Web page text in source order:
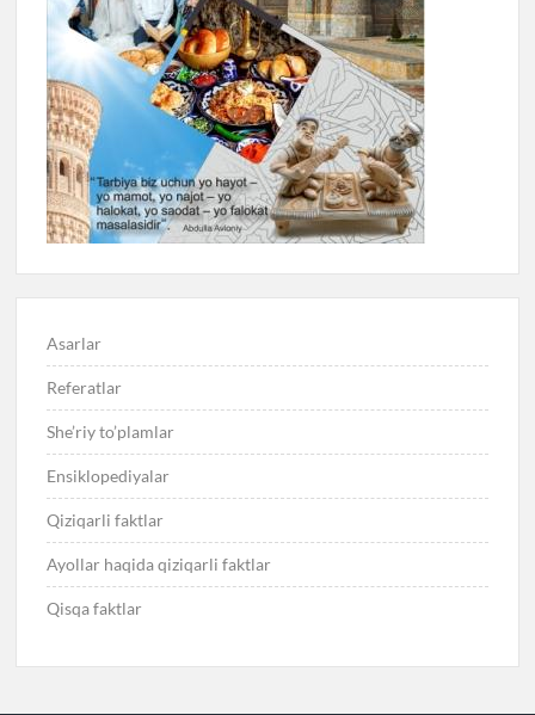
Asarlar
Referatlar
She’riy to’plamlar
Ensiklopediyalar
Qiziqarli faktlar
Ayollar haqida qiziqarli faktlar
Qisqa faktlar